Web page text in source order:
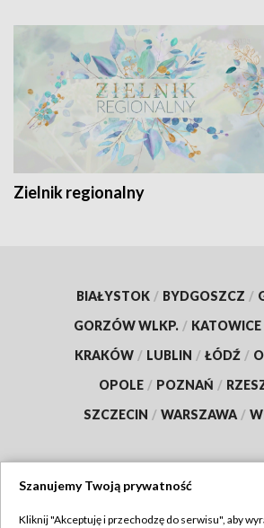
Zielnik regionalny
BIAŁYSTOK / BYDGOSZCZ /
GORZÓW WLKP. / KATOWICE
KRAKÓW / LUBLIN / ŁÓDŹ /
OPOLE / POZNAŃ /
SZCZECIN / WARSZAWA /
Szanujemy Twoją prywatność
Kliknij "Akceptuję i przechodzę do serwisu", aby